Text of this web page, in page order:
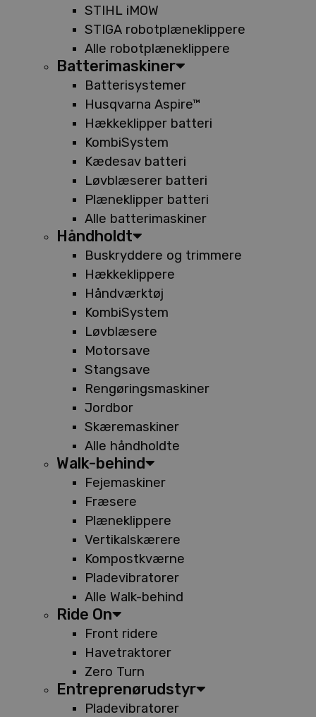
STIHL iMOW
STIGA robotplæneklippere
Alle robotplæneklippere
Batterimaskiner
Batterisystemer
Husqvarna Aspire™
Hækkeklipper batteri
KombiSystem
Kædesav batteri
Løvblæserer batteri
Plæneklipper batteri
Alle batterimaskiner
Håndholdt
Buskryddere og trimmere
Hækkeklippere
Håndværktøj
KombiSystem
Løvblæsere
Motorsave
Stangsave
Rengøringsmaskiner
Jordbor
Skæremaskiner
Alle håndholdte
Walk-behind
Fejemaskiner
Fræsere
Plæneklippere
Vertikalskærere
Kompostkværne
Pladevibratorer
Alle Walk-behind
Ride On
Front ridere
Havetraktorer
Zero Turn
Entreprenørudstyr
Pladevibratorer